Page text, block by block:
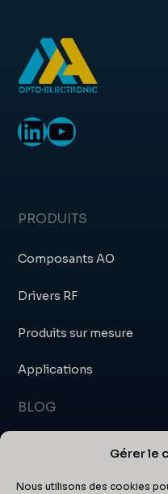
Gérer le
Nous utilisons des cookies
LinkedIn
YouTube
PRODUITS
Composants AO
Drivers RF
Produits sur mesure
Applications
BLOG
Actualités et événements